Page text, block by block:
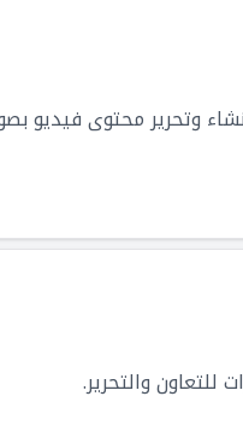
والتحرير.